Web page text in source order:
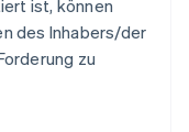
ist, können
des Inhabers/der
zu